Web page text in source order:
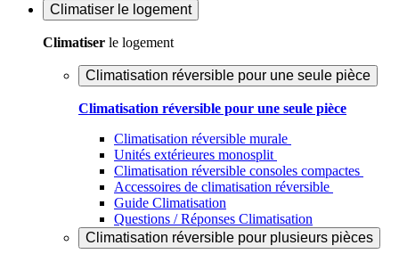
Climatiser le logement
Climatiser le logement
Climatisation réversible pour une seule pièce
Climatisation réversible pour une seule pièce
Climatisation réversible murale
Unités extérieures monosplit
Climatisation réversible consoles compactes
Accessoires de climatisation réversible
Guide Climatisation
Questions / Réponses Climatisation
Climatisation réversible pour plusieurs pièces